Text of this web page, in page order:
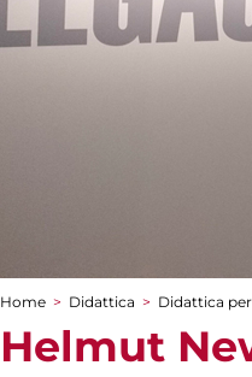
Tu sei qui
Home > Didattica > Didattica
Helmut